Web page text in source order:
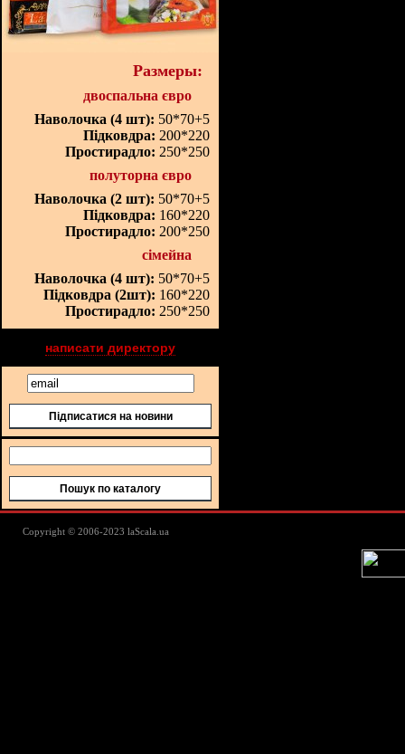
Размеры:
двоспальна євро
Наволочка (4 шт): 50*70+5
Підковдра: 200*220
Простирадло: 250*250
полуторна євро
Наволочка (2 шт): 50*70+5
Підковдра: 160*220
Простирадло: 200*250
сімейна
Наволочка (4 шт): 50*70+5
Підковдра (2шт): 160*220
Простирадло: 250*250
написати директору
Підписатися на новини
Пошук по каталогу
Copyright © 2006-2023 laScala.ua